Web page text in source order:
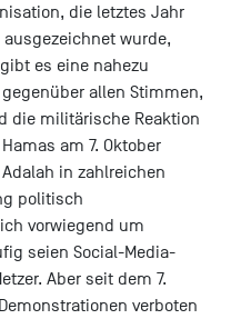
die letztes Jahr
wurde,
es eine nahezu
allen Stimmen,
die militärische Reaktion
am 7. Oktober
in zahlreichen
politisch
vorwiegend um
seien Social-Media-
Aber seit dem 7.
verboten